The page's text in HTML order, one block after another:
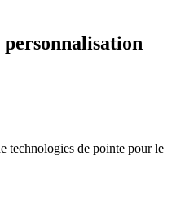
technologies de pointe pour le